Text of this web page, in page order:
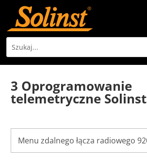
3 Oprogramowanie
telemetryczne Solinst